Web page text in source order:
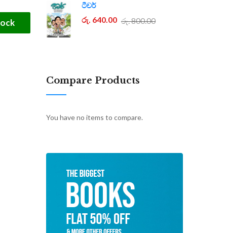
ටීචර්
රු. 640.00 රු. 800.00
Compare Products
You have no items to compare.